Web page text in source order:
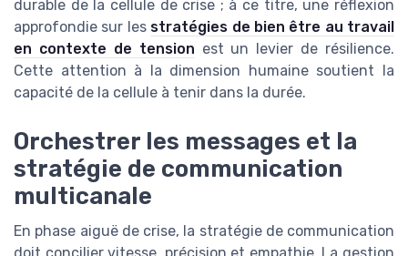
durable de la cellule de crise ; à ce titre, une réflexion
approfondie sur les stratégies de bien être au travail
en contexte de tension est un levier de résilience.
Cette attention à la dimension humaine soutient la
capacité de la cellule à tenir dans la durée.
Orchestrer les messages et la
stratégie de communication
multicanale
En phase aiguë de crise, la stratégie de communication